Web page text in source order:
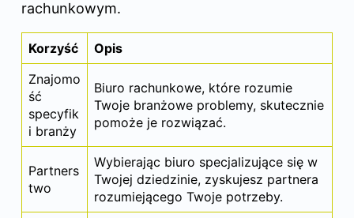
rachunkowym.
Korzyść
Opis
Znajomo
ść
specyfik
i branży
Biuro rachunkowe, które rozumie
Twoje branżowe problemy, skutecznie
pomoże je rozwiązać.
Partners
two
Wybierając biuro specjalizujące się w
Twojej dziedzinie, zyskujesz partnera
rozumiejącego Twoje potrzeby.